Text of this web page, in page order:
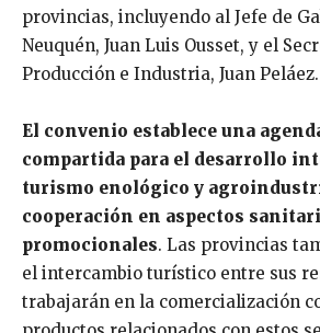
provincias, incluyendo al Jefe de
Neuquén, Juan Luis Ousset, y el
Producción e Industria, Juan Peláez.
El convenio establece una
compartida para el desarrollo
turismo enológico y
cooperación en aspectos
promocionales. Las provincias
el intercambio turístico entre sus
trabajarán en la comercialización